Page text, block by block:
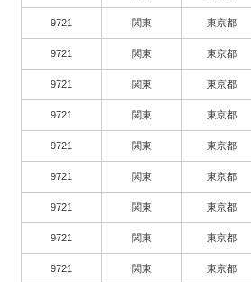
9721 関東 東京都
9721 関東 東京都
9721 関東 東京都
9721 関東 東京都
9721 関東 東京都
9721 関東 東京都
9721 関東 東京都
9721 関東 東京都
9721 関東 東京都